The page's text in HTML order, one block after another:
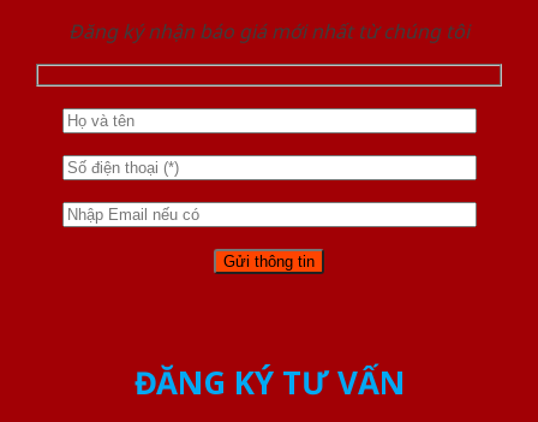
Đăng ký nhận báo giá mới nhất từ chúng tôi
ĐĂNG KÝ TƯ VẤN